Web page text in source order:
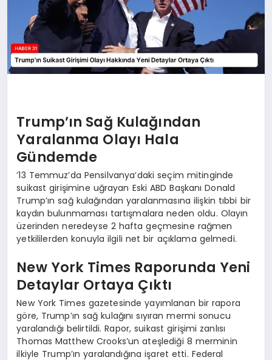
Trump’ın Sağ Kulağından
Yaralanma Olayı Hala
Gündemde
’13 Temmuz’da Pensilvanya’daki seçim mitinginde
suikast girişimine uğrayan Eski ABD Başkanı Donald
Trump’ın sağ kulağından yaralanmasına ilişkin tıbbi bir
kaydın bulunmaması tartışmalara neden oldu. Olayın
üzerinden neredeyse 2 hafta geçmesine rağmen
yetkililerden konuyla ilgili net bir açıklama gelmedi.
New York Times Raporunda Yeni
Detaylar Ortaya Çıktı
New York Times gazetesinde yayımlanan bir rapora
göre, Trump’ın sağ kulağını sıyıran mermi sonucu
yaralandığı belirtildi. Rapor, suikast girişimi zanlısı
Thomas Matthew Crooks’un ateşlediği 8 merminin
ilkiyle Trump’ın yaralandığına işaret etti. Federal